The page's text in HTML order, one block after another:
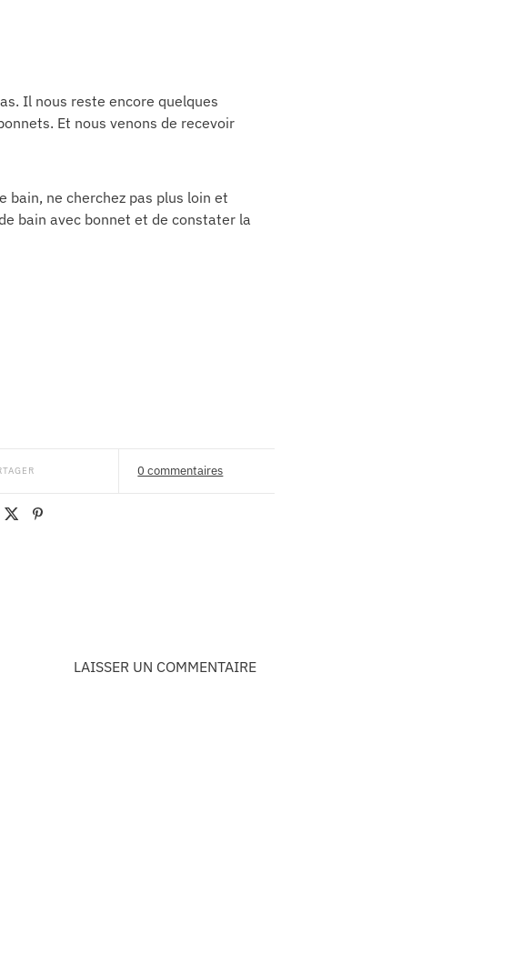
Il nous reste encore quelques
Et nous venons de recevoir
bain, ne cherchez pas plus loin et
bain avec bonnet et de constater la
0 commentaires
LAISSER UN COMMENTAIRE